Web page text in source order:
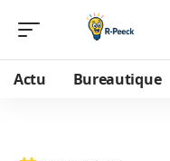
Actu Bureautique